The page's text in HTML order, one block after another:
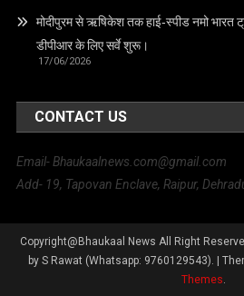
मोदीपुरम से ऋषिकेश तक हाई‑स्पीड नमो भारत
डीपीआर के लिए सर्वे शुरू।
17/06/2026
CONTACT US
Email- Bhaukaalnews.com@gmail.com
Add- 19, Tapovan Enclave, Raipur,
Copyright@Bhaukaal News All Right
by S Rawat (Whatsapp: 9760129543).
Themes.